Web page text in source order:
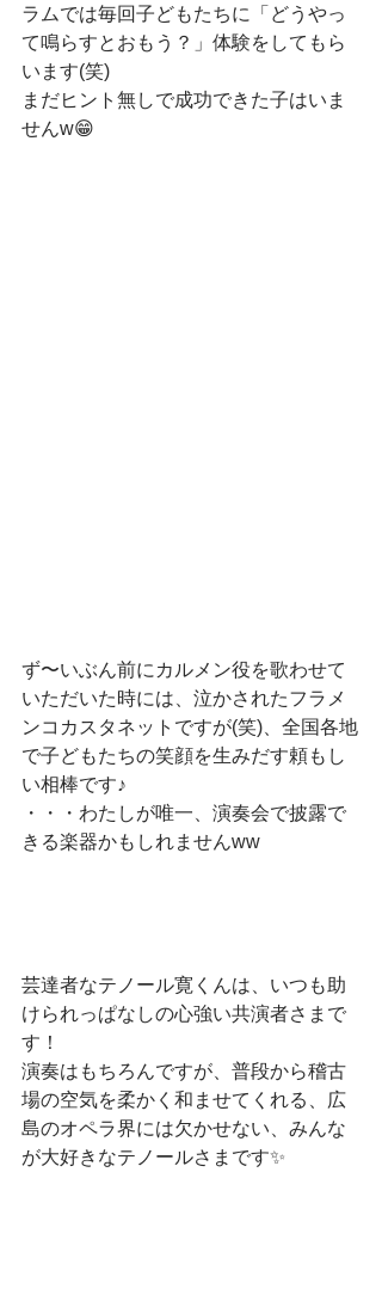
ラムでは毎回子どもたちに「どうやっ
て鳴らすとおもう？」体験をしてもら
います(笑)
まだヒント無しで成功できた子はいま
せんw😁
ず〜いぶん前にカルメン役を歌わせて
いただいた時には、泣かされたフラメ
ンコカスタネットですが(笑)、全国各地
で子どもたちの笑顔を生みだす頼もし
い相棒です♪
・・・わたしが唯一、演奏会で披露で
きる楽器かもしれませんww
芸達者なテノール寛くんは、いつも助
けられっぱなしの心強い共演者さまで
す！
演奏はもちろんですが、普段から稽古
場の空気を柔かく和ませてくれる、広
島のオペラ界には欠かせない、みんな
が大好きなテノールさまです✨